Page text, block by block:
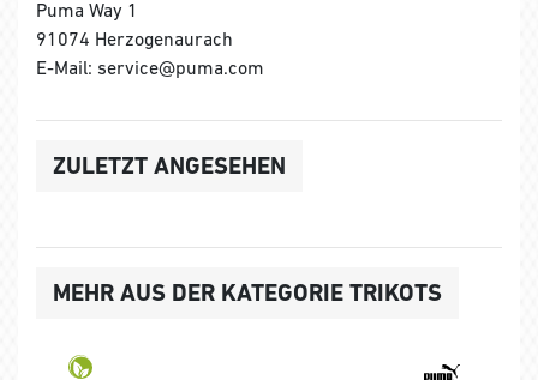
Puma Way 1
91074 Herzogenaurach
E-Mail: service@puma.com
ZULETZT ANGESEHEN
MEHR AUS DER KATEGORIE TRIKOTS